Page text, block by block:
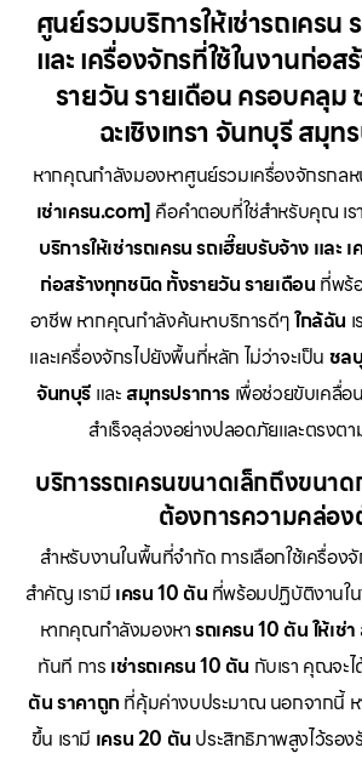
ศูนย์รวมบริการให้เช่ารถเครน
และ เครื่องจักรที่ใช้ในงานก่อ
รายวัน รายเดือน ครอบคลุม
ฉะเชิงเทรา จันทบุรี สมุท
หากคุณกำลังมองหาศูนย์รวมเครื่องจักรกล
เช่าเครน.com] คือคำตอบที่ใช่สำหรับคุณ เ
บริการให้เช่ารถเครน รถเฮี๊ยบรับจ้าง และ
ก่อสร้างทุกชนิด ทั้งรายวัน รายเดือน ที่พร้
อาชีพ หากคุณกำลังค้นหาบริการดีๆใกล้ฉัน
และเครื่องจักรไปยังพื้นที่หลัก ไม่ว่าจะเป็น ชล
จันทบุรี และสมุทรปราการ เพื่อช่วยขับเคลื่
สำเร็จลุล่วงอย่างปลอดภัยและตรงตา
บริการรถเครนขนาดเล็กถึงขนา
ต้องการความคล่อง
สำหรับงานในพื้นที่จำกัด การเลือกใช้เครื่อง
สำคัญ เรามี เครน 10 ตัน ที่พร้อมปฏิบัติงานใ
หากคุณกำลังมองหารถเครน 10 ตัน ให้เช่า
ทันที การ เช่ารถเครน 10 ตัน กับเรา คุณจะ
ตัน ราคาถูกที่คุ้มค่างบประมาณ นอกจากนี้
ขึ้น เรามี เครน 20 ตัน ประสิทธิภาพสูงไว้รอง